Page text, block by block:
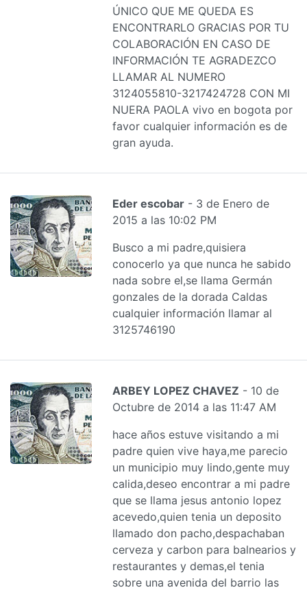
ÚNICO QUE ME QUEDA ES
ENCONTRARLO GRACIAS POR TU
COLABORACIÓN EN CASO DE
INFORMACIÓN TE AGRADEZCO
LLAMAR AL NUMERO
3124055810-3217424728 CON MI
NUERA PAOLA vivo en bogota por
favor cualquier información es de
gran ayuda.
Eder escobar - 3 de Enero de
2015 a las 10:02 PM
Busco a mi padre,quisiera
conocerlo ya que nunca he sabido
nada sobre el,se llama Germán
gonzales de la dorada Caldas
cualquier información llamar al
3125746190
ARBEY LOPEZ CHAVEZ - 10 de
Octubre de 2014 a las 11:47 AM
hace años estuve visitando a mi
padre quien vive haya,me parecio
un municipio muy lindo,gente muy
calida,deseo encontrar a mi padre
que se llama jesus antonio lopez
acevedo,quien tenia un deposito
llamado don pacho,despachaban
cerveza y carbon para balnearios y
restaurantes y demas,el tenia
sobre una avenida del barrio las